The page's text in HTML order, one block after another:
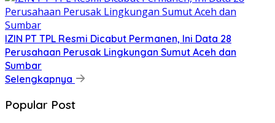
IZIN PT TPL Resmi Dicabut Permanen, Ini Data 28
Perusahaan Perusak Lingkungan Sumut Aceh dan
Sumbar
Selengkapnya
Popular Post